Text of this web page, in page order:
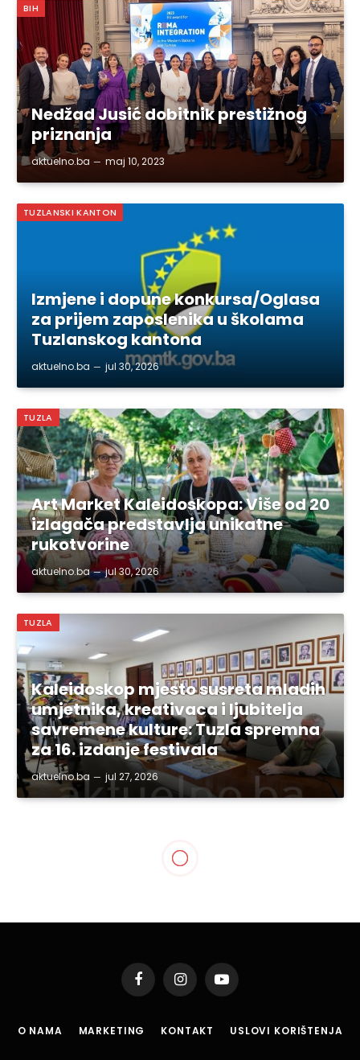
BIH
Nedžad Jusić dobitnik prestižnog
priznanja
aktuelno.ba maj 10, 2023
TUZLANSKI KANTON
Izmjene i dopune konkursa/Oglasa
za prijem zaposlenika u školama
Tuzlanskog kantona
aktuelno.ba jul 30, 2026
TUZLA
Art Market Kaleidoskopa: Više od 20
izlagača predstavlja unikatne
rukotvorine
aktuelno.ba jul 30, 2026
TUZLA
Kaleidoskop mjesto susreta mladih
umjetnika, kreativaca i ljubitelja
savremene kulture: Tuzla spremna
za 16. izdanje festivala
aktuelno.ba jul 27, 2026
Gradonačelnik Tuzle
ugostio ambasadoricu
Republike Češke u BiH